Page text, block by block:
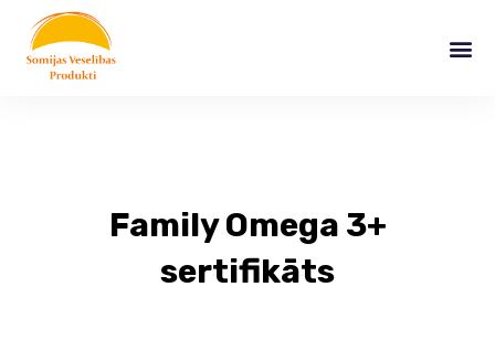
content
Family Omega 3+
sertifikāts